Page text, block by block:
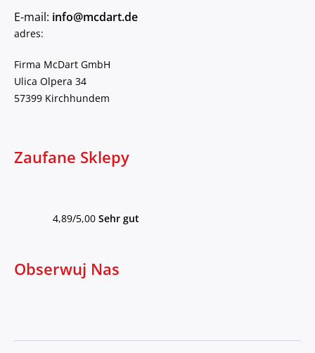
E-mail: info@mcdart.de
adres:
Firma McDart GmbH
Ulica Olpera 34
57399 Kirchhundem
Zaufane Sklepy
4,89/5,00 Sehr gut
Obserwuj Nas